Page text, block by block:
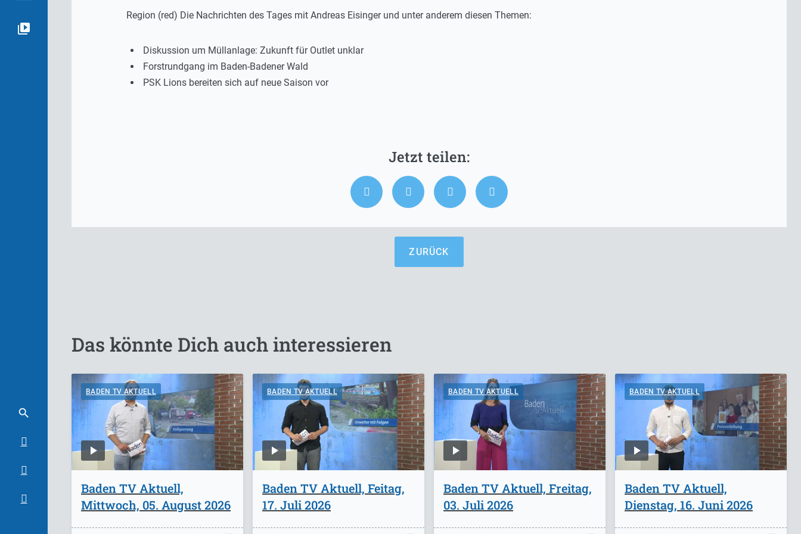
Region (red) Die Nachrichten des Tages mit Andreas Eisinger und unter anderem diesen Themen:
Diskussion um Müllanlage: Zukunft für Outlet unklar
Forstrundgang im Baden-Badener Wald
PSK Lions bereiten sich auf neue Saison vor
ZURÜCK
Das könnte Dich auch interessieren
BADEN TV AKTUELL
Baden TV Aktuell,
Mittwoch, 05. August 2026
BADEN TV AKTUELL
Baden TV Aktuell, Feitag,
17. Juli 2026
BADEN TV AKTUELL
Baden TV Aktuell, Freitag,
03. Juli 2026
BADEN TV AKTUELL
Baden TV Aktuell,
Dienstag, 16. Juni 2026